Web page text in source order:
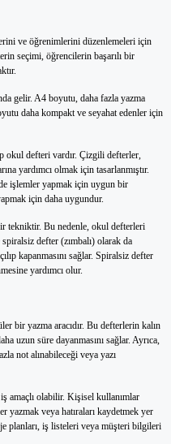
ve öğrenimlerini düzenlemeleri için
seçimi, öğrencilerin başarılı bir
gelir. A4 boyutu, daha fazla yazma
daha kompakt ve seyahat edenler için
okul defteri vardır. Çizgili defterler,
yardımcı olmak için tasarlanmıştır.
işlemler yapmak için uygun bir
için daha uygundur.
tekniktir. Bu nedenle, okul defterleri
defter (zımbalı) olarak da
kapanmasını sağlar. Spiralsiz defter
yardımcı olur.
bir yazma aracıdır. Bu defterlerin kalın
uzun süre dayanmasını sağlar. Ayrıca,
not alınabileceği veya yazı
amaçlı olabilir. Kişisel kullanımlar
yazmak veya hatıraları kaydetmek yer
planları, iş listeleri veya müşteri bilgileri